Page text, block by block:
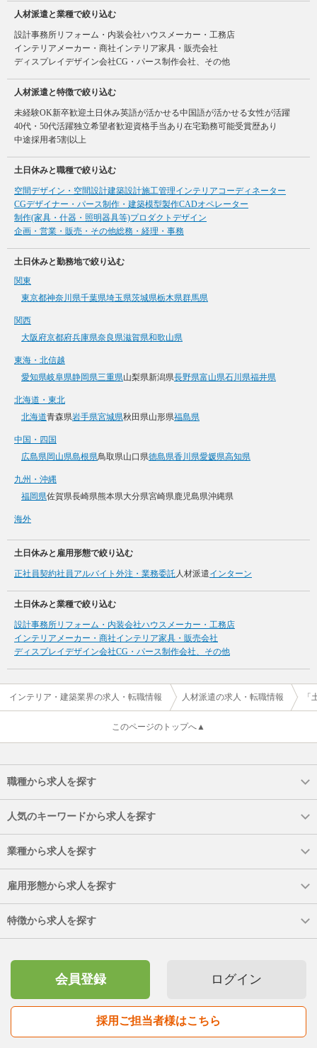
人材派遣と業種で絞り込む
設計事務所リフォーム・内装会社ハウスメーカー・工務店
インテリアメーカー・商社インテリア家具・販売会社
ディスプレイデザイン会社CG・パース制作会社、その他
人材派遣と特徴で絞り込む
未経験OK新卒歓迎土日休み英語が活かせる中国語が活かせる女性が活躍
40代・50代活躍独立希望者歓迎資格手当あり 在宅勤務可能受賞歴あり
中途採用者5割以上
土日休みと職種で絞り込む
空間デザイン・空間設計建築設計施工管理インテリアコーディネーター
CGデザイナー・パース制作・建築模型製作CADオペレーター
制作(家具・什器・照明器具等)プロダクトデザイン
企画・営業・販売・その他総務・経理・事務
土日休みと勤務地で絞り込む
関東
東京都神奈川県千葉県埼玉県茨城県栃木県群馬県
関西
大阪府京都府兵庫県奈良県滋賀県和歌山県
東海・北信越
愛知県岐阜県静岡県三重県山梨県新潟県長野県富山県石川県福井県
北海道・東北
北海道青森県岩手県宮城県秋田県山形県福島県
中国・四国
広島県岡山県島根県鳥取県山口県徳島県香川県愛媛県高知県
九州・沖縄
福岡県佐賀県長崎県熊本県大分県宮崎県鹿児島県沖縄県
海外
土日休みと雇用形態で絞り込む
正社員契約社員アルバイト 外注・業務委託人材派遣インターン
土日休みと業種で絞り込む
設計事務所リフォーム・内装会社ハウスメーカー・工務店
インテリアメーカー・商社インテリア家具・販売会社
ディスプレイデザイン会社CG・パース制作会社、その他
インテリア・建築業界の求人・転職情報 人材派遣の求人・転職情報
このページのトップへ▲
職種から求人を探す
人気のキーワードから求人を探す
業種から求人を探す
雇用形態から求人を探す
特徴から求人を探す
会員登録 ログイン
採用ご担当者様はこちら